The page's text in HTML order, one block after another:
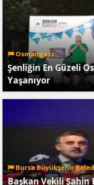
Osmangazi
Şenliğin En Güzeli
Yaşanıyor
Bursa Büyükşehir
Başkan Vekili Şahin